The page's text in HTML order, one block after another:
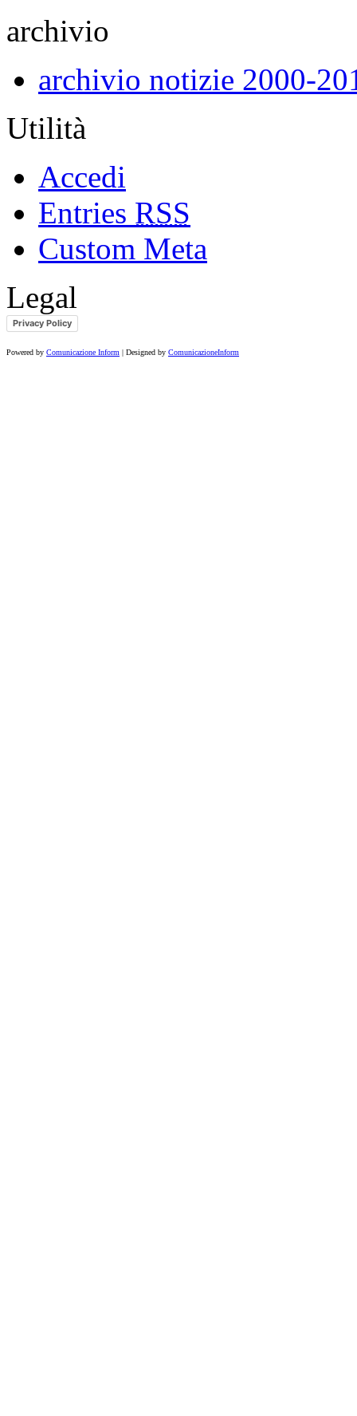
archivio
archivio notizie 2000-
Utilità
Accedi
Entries RSS
Custom Meta
Legal
Privacy Policy
Powered by Comunicazione Inform | Designed by ComunicazioneInform